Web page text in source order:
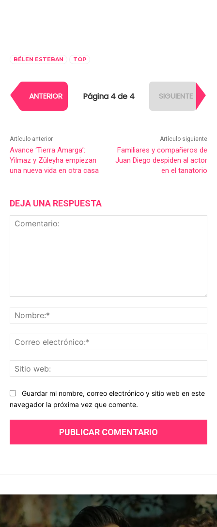
BÉLEN ESTEBAN TOP
ANTERIOR Página 4 de 4 SIGUIENTE
Artículo anterior
Avance ‘Tierra Amarga’:
Yilmaz y Züleyha empiezan
una nueva vida en otra casa
Artículo siguiente
Familiares y compañeros de
Juan Diego despiden al actor
en el tanatorio
DEJA UNA RESPUESTA
Guardar mi nombre, correo electrónico y sitio web en este
navegador la próxima vez que comente.